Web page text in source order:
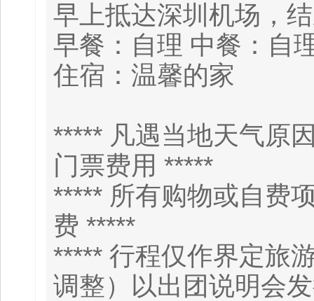
早上抵达深圳机场，
早餐：自理 中餐
住宿：温馨的家
***** 凡遇当地天气原
门票费用 *****
***** 所有购物或自费
费 *****
***** 行程仅作界定旅
调整）以出团说明会